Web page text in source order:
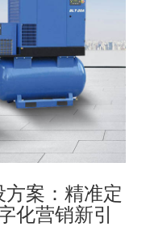
案：精准定
化营销新引